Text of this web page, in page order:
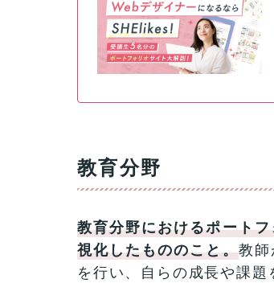
教育分野
教育分野におけるポート
視化したもののこと。教師
を行い、自らの成長や課題